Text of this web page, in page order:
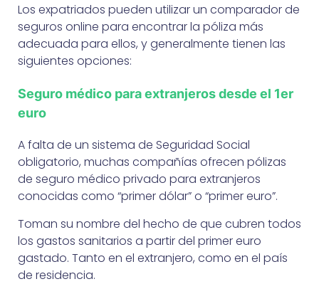
Los expatriados pueden utilizar un comparador de
seguros online para encontrar la póliza más
adecuada para ellos, y generalmente tienen las
siguientes opciones:
Seguro médico para extranjeros desde el 1er
euro
A falta de un sistema de Seguridad Social
obligatorio, muchas compañías ofrecen pólizas
de seguro médico privado para extranjeros
conocidas como “primer dólar” o “primer euro”.
Toman su nombre del hecho de que cubren todos
los gastos sanitarios a partir del primer euro
gastado. Tanto en el extranjero, como en el país
de residencia.